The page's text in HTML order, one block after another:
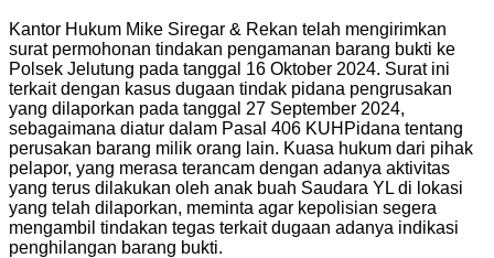
Kantor Hukum Mike Siregar & Rekan telah mengirimkan
surat permohonan tindakan pengamanan barang bukti ke
Polsek Jelutung pada tanggal 16 Oktober 2024. Surat ini
terkait dengan kasus dugaan tindak pidana pengrusakan
yang dilaporkan pada tanggal 27 September 2024,
sebagaimana diatur dalam Pasal 406 KUHPidana tentang
perusakan barang milik orang lain. Kuasa hukum dari pihak
pelapor, yang merasa terancam dengan adanya aktivitas
yang terus dilakukan oleh anak buah Saudara YL di lokasi
yang telah dilaporkan, meminta agar kepolisian segera
mengambil tindakan tegas terkait dugaan adanya indikasi
penghilangan barang bukti.